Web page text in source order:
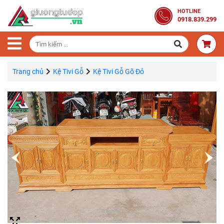
HOTLINE
0918.839.299
Trang
Chủ
Combo
Phòng
Ngủ
Giường
Gỗ
Tủ
Quần
Áo
Nhiên
Trang
Trang chủ Kệ Tivi Gỗ Kệ Tivi Gỗ Gõ Đỏ